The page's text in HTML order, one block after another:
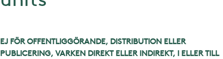
EJ FÖR OFFENTLIGGÖRANDE, DISTRIBUTION ELLER
PUBLICERING, VARKEN DIREKT ELLER INDIREKT, I ELLER TILL